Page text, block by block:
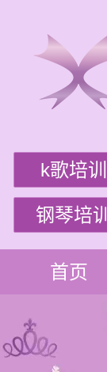
k歌培训
钢琴培训
首页